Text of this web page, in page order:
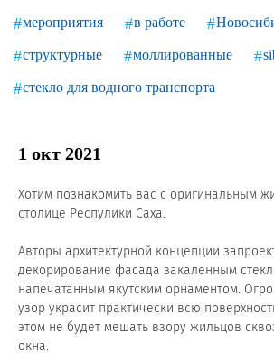
Продукция
Листовое стекло
Стекло для строительства и интерьера
Стекло для машиностроения
1 окт 2021
Хотим познакомить вас с оригинальным
столице Респулики Саха.
Авторы архитектурной концепции
декорирование фасада закаленным
напечатанным якутским орнаментом.
узор украсит практически всю
этом не будет мешать взору жильцов
окна.
мероприятия в работе
структурные моллированные
стекло для водного транспорта